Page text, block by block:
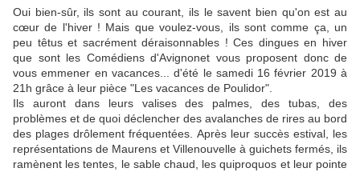
Oui bien-sûr, ils sont au courant, ils le savent bien qu'on est au
cœur de l'hiver ! Mais que voulez-vous, ils sont comme ça, un
peu têtus et sacrément déraisonnables ! Ces dingues en hiver
que sont les Comédiens d'Avignonet vous proposent donc de
vous emmener en vacances... d'été le samedi 16 février 2019 à
21h grâce à leur pièce "Les vacances de Poulidor".
Ils auront dans leurs valises des palmes, des tubas, des
problèmes et de quoi déclencher des avalanches de rires au bord
des plages drôlement fréquentées. Après leur succès estival, les
représentations de Maurens et Villenouvelle à guichets fermés, ils
ramènent les tentes, le sable chaud, les quiproquos et leur pointe